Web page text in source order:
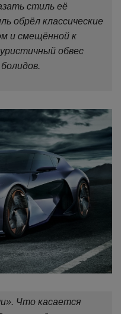
стиль её
обрёл классические
и смещённой к
обвес
Что касается